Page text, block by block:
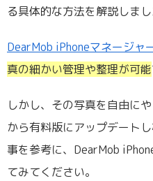
る具体的な方法を解説しまし
DearMob iPhoneマネージャ
真の細かい管理や整理が可能
しかし、その写真を自由に
から有料版にアップデート
事を参考に、DearMob
てみてください。